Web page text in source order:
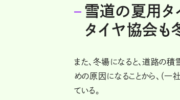
雪道の夏用タ
タイヤ協会も
また、冬場になると、道路の
めの原因になることから、（
ている。